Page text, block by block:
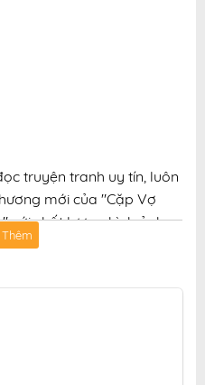
truyện tranh uy tín, luôn
mới của "Cặp Vợ
với chất lượng hình ảnh
diện thân thiện, mang
dẫn, tiện lợi, hoàn
thích truyện tranh